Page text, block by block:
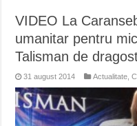
VIDEO La
umanitar pentru
Talisman de
31 august 2014 Actualitate ,